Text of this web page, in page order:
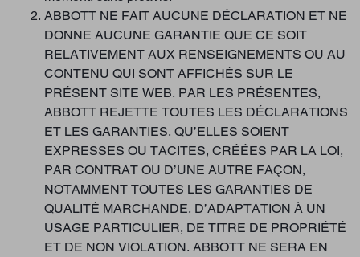
ABBOTT NE FAIT AUCUNE DÉCLARATION ET NE
DONNE AUCUNE GARANTIE QUE CE SOIT
RELATIVEMENT AUX RENSEIGNEMENTS OU AU
CONTENU QUI SONT AFFICHÉS SUR LE
PRÉSENT SITE WEB. PAR LES PRÉSENTES,
ABBOTT REJETTE TOUTES LES DÉCLARATIONS
ET LES GARANTIES, QU’ELLES SOIENT
EXPRESSES OU TACITES, CRÉÉES PAR LA LOI,
PAR CONTRAT OU D’UNE AUTRE FAÇON,
NOTAMMENT TOUTES LES GARANTIES DE
QUALITÉ MARCHANDE, D’ADAPTATION À UN
USAGE PARTICULIER, DE TITRE DE PROPRIÉTÉ
ET DE NON VIOLATION. ABBOTT NE SERA EN